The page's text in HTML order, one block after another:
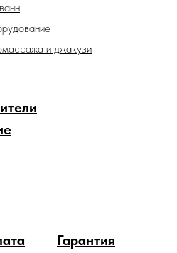
Гарантия
и джакузи